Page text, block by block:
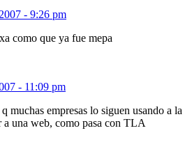
- 9:26 pm
como que ya fue mepa
- 11:09 pm
muchas empresas lo siguen usando a la
a una web, como pasa con TLA